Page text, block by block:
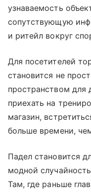
узнаваемость
сопутствующую
и ритейл вокруг
Для посетителей
становится не
пространством для
приехать на
магазин,
больше времени,
Падел становится
модной
Там, где раньше